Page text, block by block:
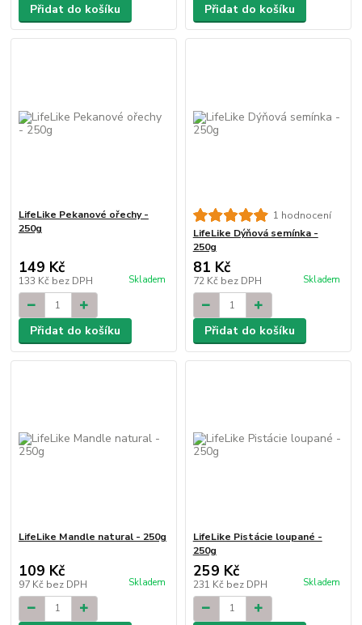
Přidat do košíku Přidat do košíku
LifeLike Pekanové ořechy -
250g
149 Kč
133 Kč bez DPH Skladem
Přidat do košíku
1 hodnocení
LifeLike Dýňová semínka -
250g
81 Kč
72 Kč bez DPH Skladem
Přidat do košíku
LifeLike Mandle natural - 250g
109 Kč
97 Kč bez DPH Skladem
LifeLike Pistácie loupané -
250g
259 Kč
231 Kč bez DPH Skladem